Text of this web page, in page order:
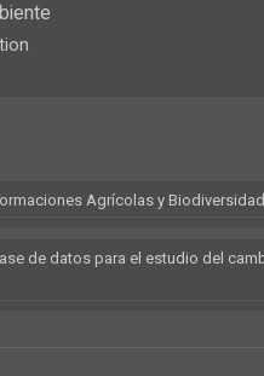
Agrícolas y Biodiversidad
de datos para el estudio del